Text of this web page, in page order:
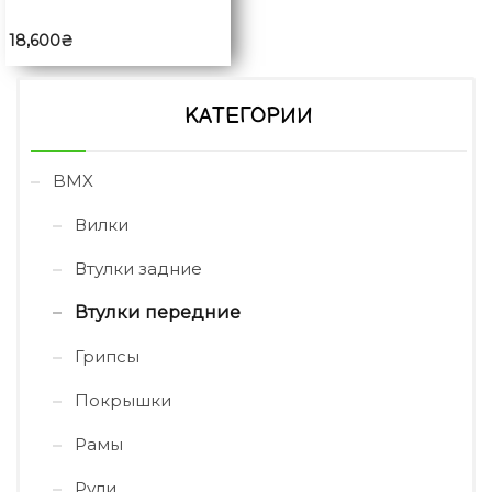
18,600₴
КАТЕГОРИИ
BMX
Вилки
Втулки задние
Втулки передние
Грипсы
Покрышки
Рамы
Рули